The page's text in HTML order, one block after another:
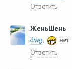
Ответить
ЖеньШень
dwg, нет
Ответить